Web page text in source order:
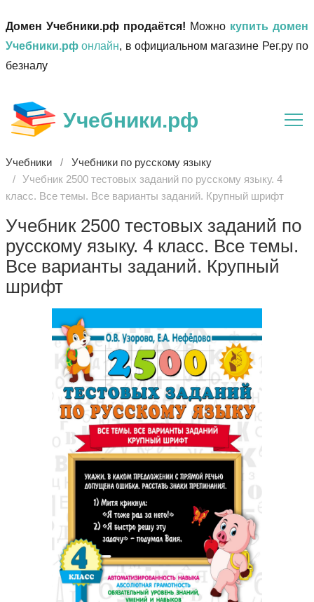
Домен Учебники.рф продаётся! Можно купить домен
Учебники.рф онлайн, в официальном магазине Рег.ру по
безналу
Учебники.рф
Учебники
Учебники по русскому языку
Учебник 2500 тестовых заданий по русскому языку. 4
класс. Все темы. Все варианты заданий. Крупный шрифт
Учебник 2500 тестовых заданий по
русскому языку. 4 класс. Все темы.
Все варианты заданий. Крупный
шрифт